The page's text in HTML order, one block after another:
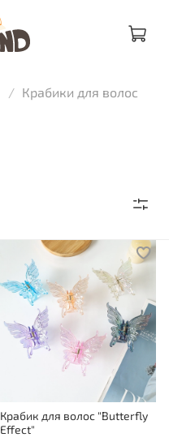
Крабики для волос
Крабик для волос "Butterfly
Effect"